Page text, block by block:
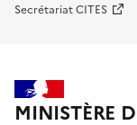
Secrétariat CITES
MINISTÈRE